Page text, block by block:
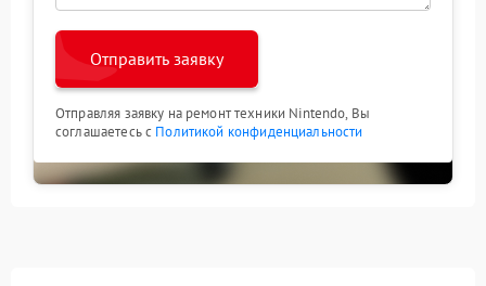
Отправить заявку
Отправляя заявку на ремонт техники Nintendo, Вы
соглашаетесь с Политикой конфиденциальности